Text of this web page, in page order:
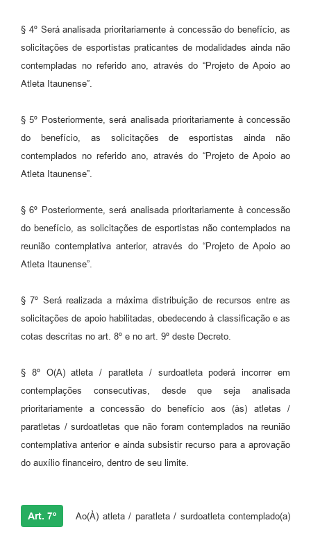
§ 4º Será analisada prioritariamente à concessão do benefício, as
solicitações de esportistas praticantes de modalidades ainda não
contempladas no referido ano, através do “Projeto de Apoio ao
Atleta Itaunense”.
§ 5º Posteriormente, será analisada prioritariamente à concessão
do benefício, as solicitações de esportistas ainda não
contemplados no referido ano, através do “Projeto de Apoio ao
Atleta Itaunense”.
§ 6º Posteriormente, será analisada prioritariamente à concessão
do benefício, as solicitações de esportistas não contemplados na
reunião contemplativa anterior, através do “Projeto de Apoio ao
Atleta Itaunense”.
§ 7º Será realizada a máxima distribuição de recursos entre as
solicitações de apoio habilitadas, obedecendo à classificação e as
cotas descritas no art. 8º e no art. 9º deste Decreto.
§ 8º O(A) atleta / paratleta / surdoatleta poderá incorrer em
contemplações consecutivas, desde que seja analisada
prioritariamente a concessão do benefício aos (às) atletas /
paratletas / surdoatletas que não foram contemplados na reunião
contemplativa anterior e ainda subsistir recurso para a aprovação
do auxílio financeiro, dentro de seu limite.
Art. 7º Ao(À) atleta / paratleta / surdoatleta contemplado(a)